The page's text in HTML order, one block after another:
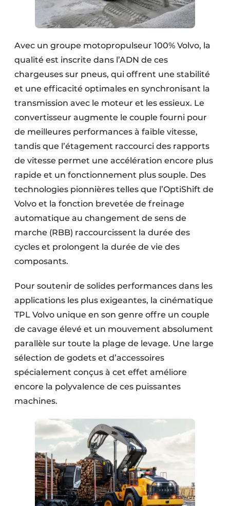
Avec un groupe motopropulseur 100% Volvo, la
qualité est inscrite dans l’ADN de ces
chargeuses sur pneus, qui offrent une stabilité
et une efficacité optimales en synchronisant la
transmission avec le moteur et les essieux. Le
convertisseur augmente le couple fourni pour
de meilleures performances à faible vitesse,
tandis que l’étagement raccourci des rapports
de vitesse permet une accélération encore plus
rapide et un fonctionnement plus souple. Des
technologies pionnières telles que l’OptiShift de
Volvo et la fonction brevetée de freinage
automatique au changement de sens de
marche (RBB) raccourcissent la durée des
cycles et prolongent la durée de vie des
composants.
Pour soutenir de solides performances dans les
applications les plus exigeantes, la cinématique
TPL Volvo unique en son genre offre un couple
de cavage élevé et un mouvement absolument
parallèle sur toute la plage de levage. Une large
sélection de godets et d’accessoires
spécialement conçus à cet effet améliore
encore la polyvalence de ces puissantes
machines.